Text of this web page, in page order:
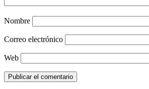
Nombre
Correo electrónico
Web